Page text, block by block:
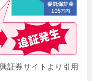
券サイトより引用